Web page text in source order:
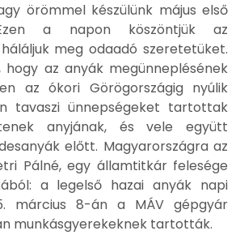
örömmel készülünk május első
a napon köszöntjük az
meg odaadó szeretetüket.
hogy az anyák megünneplésének
az ókori Görögországig nyúlik
tavaszi ünnepségeket tartottak
anyjának, és vele együtt
előtt. Magyarországra az
Pálné, egy államtitkár felesége
a legelső hazai anyák napi
március 8-án a MÁV gépgyár
munkásgyerekeknek tartották.